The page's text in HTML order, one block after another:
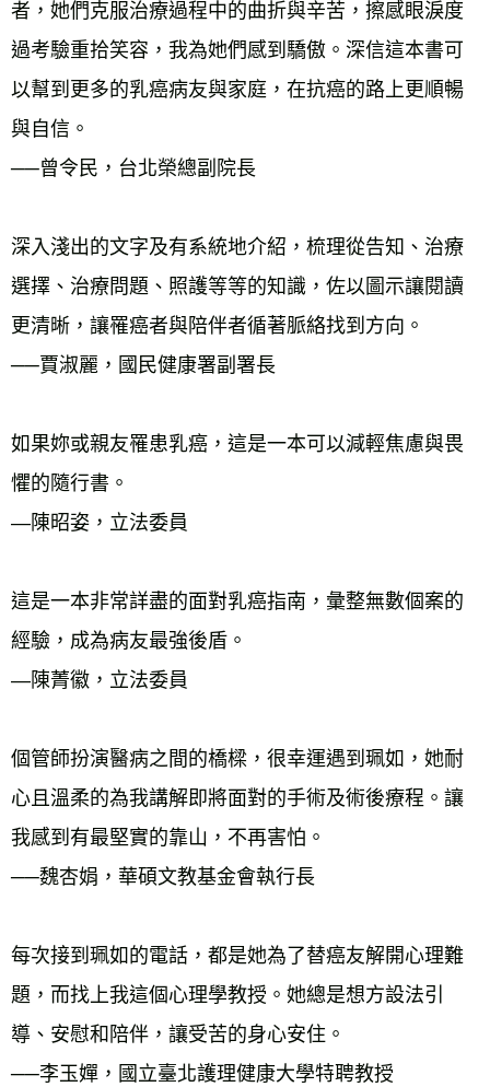
者，她們克服治療過程中的曲折與辛苦，擦感眼淚度
過考驗重拾笑容，我為她們感到驕傲。深信這本書可
以幫到更多的乳癌病友與家庭，在抗癌的路上更順暢
與自信。
──曾令民，台北榮總副院長
深入淺出的文字及有系統地介紹，梳理從告知、治療
選擇、治療問題、照護等等的知識，佐以圖示讓閱讀
更清晰，讓罹癌者與陪伴者循著脈絡找到方向。
──賈淑麗，國民健康署副署長
如果妳或親友罹患乳癌，這是一本可以減輕焦慮與畏
懼的隨行書。
—陳昭姿，立法委員
這是一本非常詳盡的面對乳癌指南，彙整無數個案的
經驗，成為病友最強後盾。
—陳菁徽，立法委員
個管師扮演醫病之間的橋樑，很幸運遇到珮如，她耐
心且溫柔的為我講解即將面對的手術及術後療程。讓
我感到有最堅實的靠山，不再害怕。
──魏杏娟，華碩文教基金會執行長
每次接到珮如的電話，都是她為了替癌友解開心理難
題，而找上我這個心理學教授。她總是想方設法引
導、安慰和陪伴，讓受苦的身心安住。
──李玉嬋，國立臺北護理健康大學特聘教授